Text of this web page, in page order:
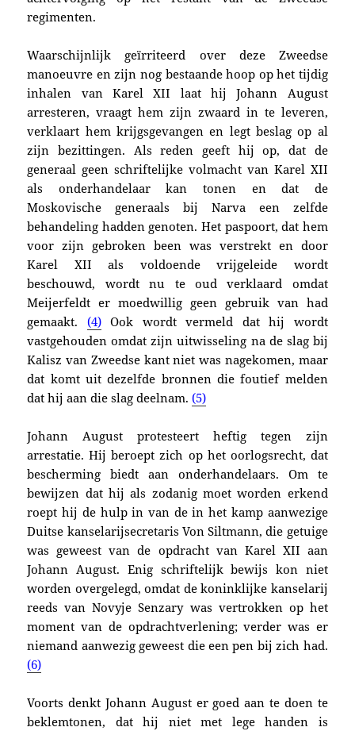
regimenten.
Waarschijnlijk geïrriteerd over deze Zweedse
manoeuvre en zijn nog bestaande hoop op het tijdig
inhalen van Karel XII laat hij Johann August
arresteren, vraagt hem zijn zwaard in te leveren,
verklaart hem krijgsgevangen en legt beslag op al
zijn bezittingen. Als reden geeft hij op, dat de
generaal geen schriftelijke volmacht van Karel XII
als onderhandelaar kan tonen en dat de
Moskovische generaals bij Narva een zelfde
behandeling hadden genoten. Het paspoort, dat hem
voor zijn gebroken been was verstrekt en door
Karel XII als voldoende vrijgeleide wordt
beschouwd, wordt nu te oud verklaard omdat
Meijerfeldt er moedwillig geen gebruik van had
gemaakt. (4)Ook wordt vermeld dat hij wordt
vastgehouden omdat zijn uitwisseling na de slag bij
Kalisz van Zweedse kant niet was nagekomen, maar
dat komt uit dezelfde bronnen die foutief melden
dat hij aan die slag deelnam.(5)
Johann August protesteert heftig tegen zijn
arrestatie. Hij beroept zich op het oorlogsrecht, dat
bescherming biedt aan onderhandelaars. Om te
bewijzen dat hij als zodanig moet worden erkend
roept hij de hulp in van de in het kamp aanwezige
Duitse kanselarijsecretaris Von Siltmann, die getuige
was geweest van de opdracht van Karel XII aan
Johann August. Enig schriftelijk bewijs kon niet
worden overgelegd, omdat de koninklijke kanselarij
reeds van Novyje Senzary was vertrokken op het
moment van de opdrachtverlening; verder was er
niemand aanwezig geweest die een pen bij zich had.
(6)
Voorts denkt Johann August er goed aan te doen te
beklemtonen, dat hij niet met lege handen is